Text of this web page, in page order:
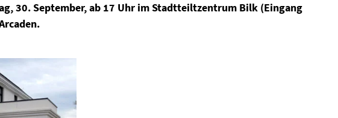
30. September, ab 17 Uhr im Stadtteiltzentrum Bilk (Eingang